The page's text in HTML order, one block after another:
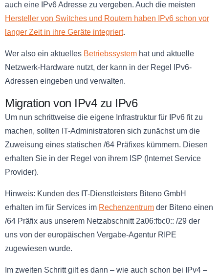
auch eine IPv6 Adresse zu vergeben. Auch die meisten
Hersteller von Switches und Routern haben IPv6 schon vor
langer Zeit in ihre Geräte integriert.
Wer also ein aktuelles Betriebssystem hat und aktuelle
Netzwerk-Hardware nutzt, der kann in der Regel IPv6-
Adressen eingeben und verwalten.
Migration von IPv4 zu IPv6
Um nun schrittweise die eigene Infrastruktur für IPv6 fit zu
machen, sollten IT-Administratoren sich zunächst um die
Zuweisung eines statischen /64 Präfixes kümmern. Diesen
erhalten Sie in der Regel von ihrem ISP (Internet Service
Provider).
Hinweis: Kunden des IT-Dienstleisters Biteno GmbH
erhalten im für Services im Rechenzentrum der Biteno einen
/64 Präfix aus unserem Netzabschnitt 2a06:fbc0:: /29 der
uns von der europäischen Vergabe-Agentur RIPE
zugewiesen wurde.
Im zweiten Schritt gilt es dann – wie auch schon bei IPv4 –